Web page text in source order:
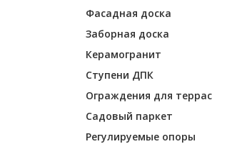
Фасадная доска
Заборная доска
Керамогранит
Ступени ДПК
Ограждения для террас
Садовый паркет
Регулируемые опоры